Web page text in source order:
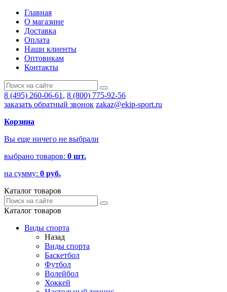
Главная
О магазине
Доставка
Оплата
Наши клиенты
Оптовикам
Контакты
8 (495) 260-06-61 , 8 (800) 775-92-56
заказать обратный звонок zakaz@ekip-sport.ru
Корзина
Вы еще ничего не выбрали
выбрано товаров: 0 шт.
на сумму: 0 руб.
Каталог товаров
Каталог товаров
Виды спорта
Назад
Виды спорта
Баскетбол
Футбол
Волейбол
Хоккей